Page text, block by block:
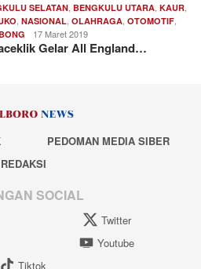
SELATAN BENGKULU UTARA KAUR
NASIONAL OLAHRAGA OTOMOTIF
17 Maret 2019
Gelar All England…
PEDOMAN MEDIA SIBER
REDAKSI
SOCIAL
Twitter
Youtube
Tiktok